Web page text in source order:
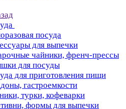
посуда
для выпечки
чайники, френч-прессы
для посуды
для приготовления пищи
гастроемкости
турки, кофеварки
формы для выпечки